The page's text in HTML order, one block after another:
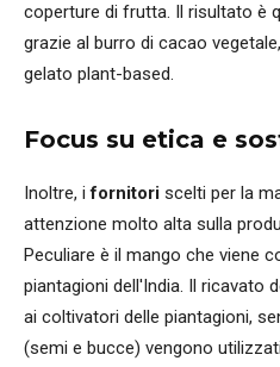
coperture di frutta. Il risultato è
grazie al burro di cacao
gelato plant-based.
Focus su etica e
Inoltre, ifornitori scelti per la
attenzione molto alta sulla
Peculiare è il mango che viene
piantagioni dell'India. Il ricavato
ai coltivatori delle piantagioni,
(semi e bucce) vengono